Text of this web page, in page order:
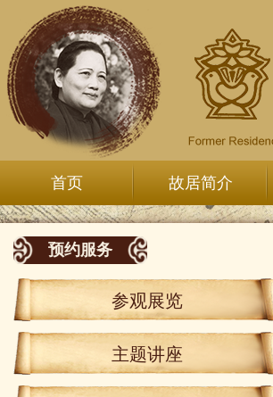
首页 故居简介
预约服务
参观展览
主题讲座